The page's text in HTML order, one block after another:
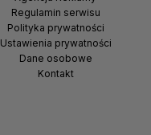
Regulamin serwisu
Polityka prywatności
Ustawienia prywatności
Dane osobowe
Kontakt